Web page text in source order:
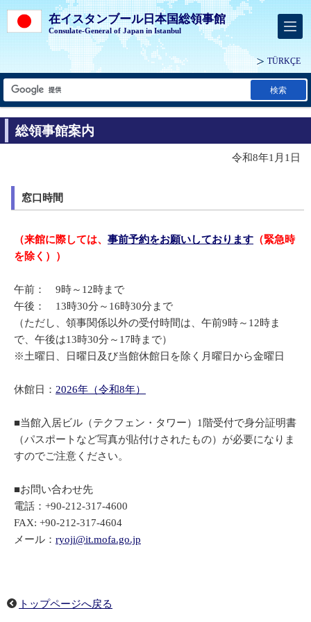
在イスタンブール日本国総領事館
Consulate-General of Japan in Istanbul
TÜRKÇE
検索
総領事館案内
令和8年1月1日
窓口時間
（来館に際しては、 事前予約をお願いしております （緊急時
を除く））
午前： 9時～12時まで
午後： 13時30分～16時30分まで
（ただし、領事関係以外の受付時間は、午前9時～12時ま
で、午後は13時30分～17時まで）
※土曜日、日曜日及び当館休館日を除く月曜日から金曜日
休館日： 2026年（令和8年）
■当館入居ビル（テクフェン・タワー）1階受付で身分証明書
（パスポートなど写真が貼付けされたもの）が必要になりま
すのでご注意ください。
■お問い合わせ先
電話：+90-212-317-4600
FAX: +90-212-317-4604
メール： ryoji@it.mofa.go.jp
トップページへ戻る